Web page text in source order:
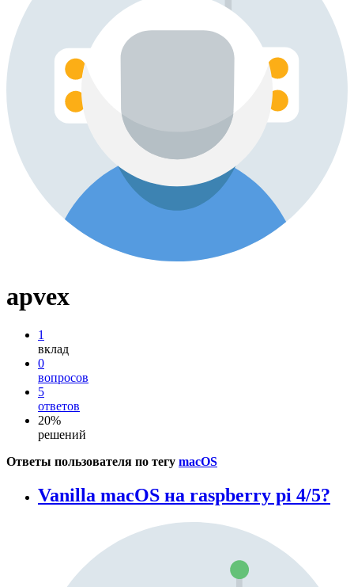
apvex
1
вклад
0
вопросов
5
ответов
20%
решений
Ответы пользователя по тегу macOS
Vanilla macOS на raspberry pi 4/5?